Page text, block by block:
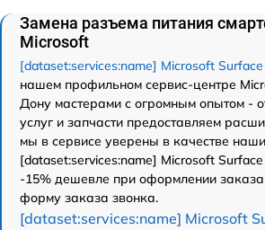
Замена разъема питания
Microsoft
[dataset:services:name] Microsoft
нашем профильном сервис-центре
Дону мастерами с огромным опытом -
услуг и запчасти предоставляем
мы в сервисе уверены в качестве
[dataset:services:name] Microsoft Surface
-15% дешевле при оформлении заказа
форму заказа звонка.
[dataset:services:name] Microsoft